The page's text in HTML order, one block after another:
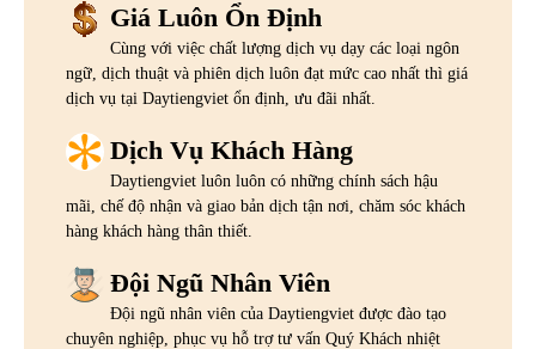
Giá Luôn Ổn Định
Cùng với việc chất lượng dịch vụ dạy các loại ngôn
ngữ, dịch thuật và phiên dịch luôn đạt mức cao nhất thì giá
dịch vụ tại Daytiengviet ổn định, ưu đãi nhất.
Dịch Vụ Khách Hàng
Daytiengviet luôn luôn có những chính sách hậu
mãi, chế độ nhận và giao bản dịch tận nơi, chăm sóc khách
hàng khách hàng thân thiết.
Đội Ngũ Nhân Viên
Đội ngũ nhân viên của Daytiengviet được đào tạo
chuyên nghiệp, phục vụ hỗ trợ tư vấn Quý Khách nhiệt